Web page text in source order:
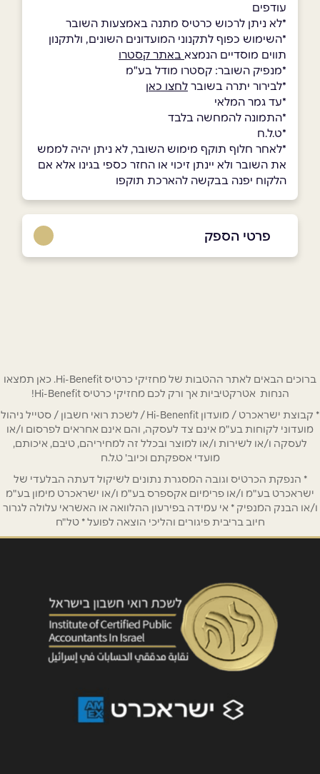
עודפים
*לא ניתן לרכוש כרטיס מתנה באמצעות השובר
*השימוש כפוף לתקנוני המועדונים השונים, ולתקנון
תווים מוסדיים הנמצא באתר קסטרו
*מנפיק השובר: קסטרו מודל בע"מ
*לבירור יתרה בשובר לחצו כאן
*עד גמר המלאי
*התמונה להמחשה בלבד
*ט.ל.ח
*לאחר חלוף תוקף מימוש השובר, לא ניתן יהיה לממש
את השובר ולא יינתן זיכוי או החזר כספי בגינו אלא אם
הלקוח יפנה בבקשה להארכת תוקפו
פרטי הספק
טלפון*
אימייל*
נושא*
אנא חזרו אלי בקשר ל...
הודעה*
שליחה
ברוכים הבאים לאתר ההטבות של מחזיקי כרטיס Hi-Benefit. כאן תמצאו
הנחות אטרקטיביות אך ורק לכם מחזיקי כרטיס Hi-Benefit!
* קבוצת ישראכרט / מועדון Hi-Benenfit / לשכת רואי חשבון / סטייל ניהול
מועדוני לקוחות בע"מ אינם צד לעסקה, והם אינם אחראים לפרסום ו/או
לעסקה ו/או לשירות ו/או למוצר ובכלל זה למחיריהם, טיבם, איכותם,
מועדי אספקתם וכיוב' ט.ל.ח
* הנפקת הכרטיס וגובה המסגרת נתונים לשיקול דעתה הבלעדי של
ישראכרט בע"מ ו/או פרימיום אקספרס בע"מ ו/או ישראכרט מימון בע"מ
ו/או הבנק המנפיק * אי עמידה בפירעון ההלוואה או האשראי עלולה לגרור
חיוב בריבית פיגורים והליכי הוצאה לפועל * טל"ח